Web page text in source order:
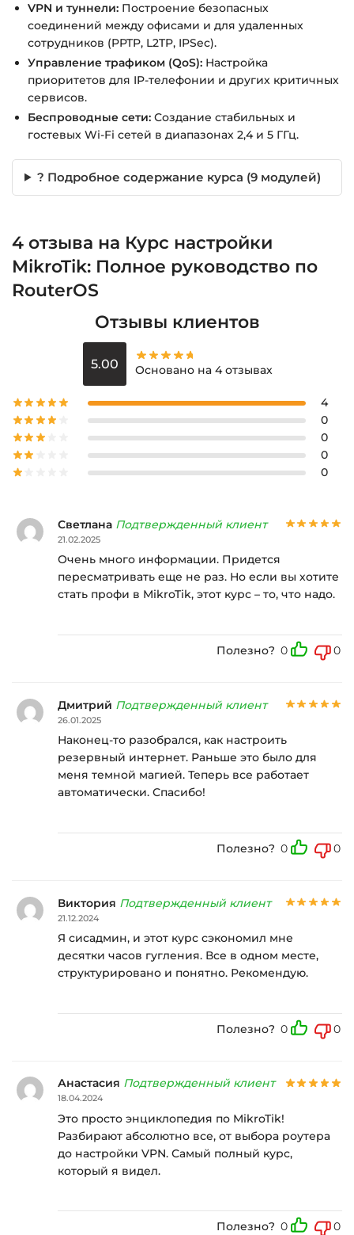
VPN и туннели: Построение безопасных
соединений между офисами и для удаленных
сотрудников (PPTP, L2TP, IPSec).
Управление трафиком (QoS): Настройка
приоритетов для IP-телефонии и других критичных
сервисов.
Беспроводные сети: Создание стабильных и
гостевых Wi-Fi сетей в диапазонах 2,4 и 5 ГГц.
? Подробное содержание курса (9 модулей)
4 отзыва на Курс настройки
MikroTik: Полное руководство по
RouterOS
Отзывы клиентов
5.00 Основано на 4 отзывах
4
0
0
0
0
Светлана Подтвержденный клиент
21.02.2025
Очень много информации. Придется
пересматривать еще не раз. Но если вы хотите
стать профи в MikroTik, этот курс – то, что надо.
Полезно? 0 0
Дмитрий Подтвержденный клиент
26.01.2025
Наконец-то разобрался, как настроить
резервный интернет. Раньше это было для
меня темной магией. Теперь все работает
автоматически. Спасибо!
Полезно? 0 0
Виктория Подтвержденный клиент
21.12.2024
Я сисадмин, и этот курс сэкономил мне
десятки часов гугления. Все в одном месте,
структурировано и понятно. Рекомендую.
Полезно? 0 0
Анастасия Подтвержденный клиент
18.04.2024
Это просто энциклопедия по MikroTik!
Разбирают абсолютно все, от выбора роутера
до настройки VPN. Самый полный курс,
который я видел.
Полезно? 0 0